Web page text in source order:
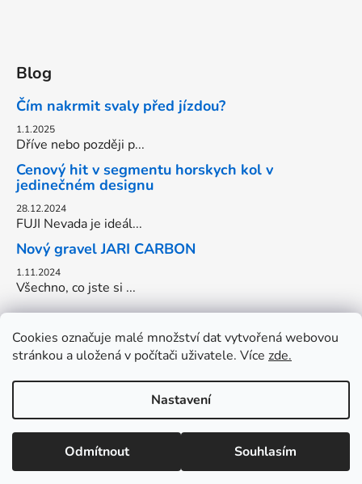
Cookies označuje malé množství dat vytvořená webovou
stránkou a uložená v počítači uživatele. Více zde.
Nastavení
Odmítnout Souhlasím
DOVOLENA do 17.8. OTEVŘENO: Pondělí-Pátek: 13-18hod.
Blog
Čím nakrmit svaly před jízdou?
1.1.2025
Dříve nebo později p...
Cenový hit v segmentu horskych kol v
jedinečném designu
28.12.2024
FUJI Nevada je ideál...
Nový gravel JARI CARBON
1.11.2024
Všechno, co jste si ...
Vytvořil Shoptet
Copyright 2026
. Všechna práva
vyhrazena.Upravit nastavení cookies